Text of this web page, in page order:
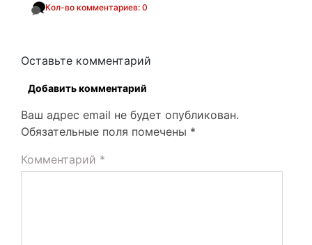
Кол-во комментариев: 0
Оставьте комментарий
Добавить комментарий
Ваш адрес email не будет опубликован.
Обязательные поля помечены *
Комментарий *